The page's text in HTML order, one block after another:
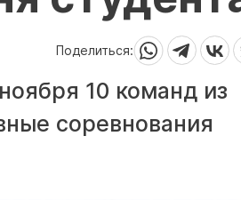
Поделиться:
10 команд из
соревнования